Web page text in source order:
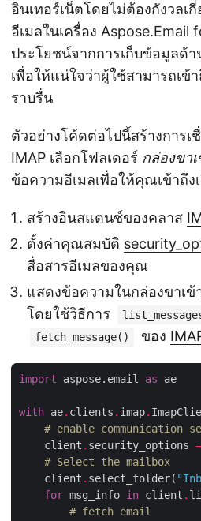
อินเทอร์เน็ตโดยไม่ต้องกังวลเ
อีเมลในเครื่อง Aspose.Email
ประโยชน์จากการเก็บข้อมูลด้า
เพื่อให้แน่ใจว่าผู้ใช้สามารถเข้
ราบรื่น
ตัวอย่างโค้ดต่อไปนี้สร้างการเ
IMAP เลือกโฟลเดอร์ กล่องขา
ข้อความอีเมลเพื่อให้คุณเข้าถึ
สร้างอินสแตนซ์ของคลาส
ตั้งค่าคุณสมบัติ
สื่อสารอีเมลของคุณ
แสดงข้อความในกล่องขาเ
โดยใช้วิธีการ
fetch_message() ของ
import aspose.email as
with ae. clients . imap.
# enable communication
    client
. security_options =
# Select the mailbox
    client
. select_folder(
for msg_info in client .
# fetch email